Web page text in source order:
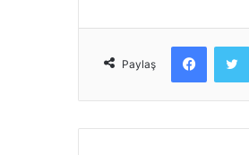
Paylaş